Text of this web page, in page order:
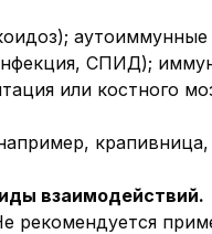
СПИД);
или костного
взаимодействий.
рекомендуется